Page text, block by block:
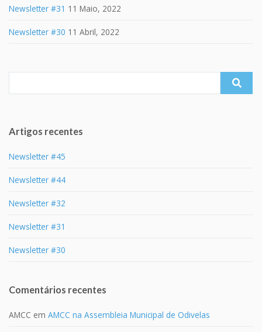
Newsletter #31 11 Maio, 2022
Newsletter #30 11 Abril, 2022
Artigos recentes
Newsletter #45
Newsletter #44
Newsletter #32
Newsletter #31
Newsletter #30
Comentários recentes
AMCC em AMCC na Assembleia Municipal de Odivelas